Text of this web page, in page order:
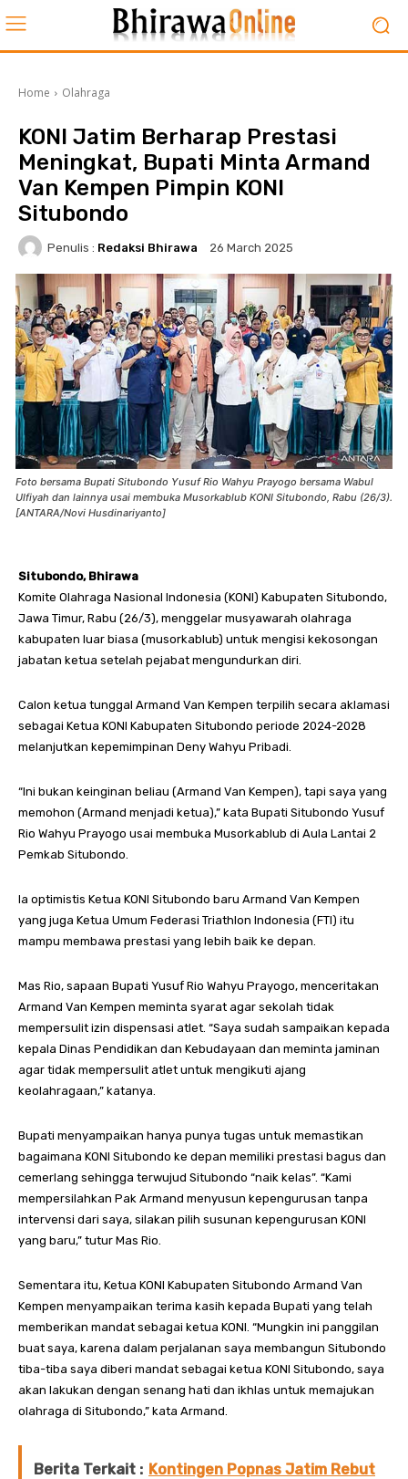
Home Olahraga
KONI Jatim Berharap Prestasi
Meningkat, Bupati Minta Armand
Van Kempen Pimpin KONI
Situbondo
Penulis : Redaksi Bhirawa 26 March 2025
Foto bersama Bupati Situbondo Yusuf Rio Wahyu Prayogo bersama Wabul
Ulfiyah dan lainnya usai membuka Musorkablub KONI Situbondo, Rabu (26/3).
[ANTARA/Novi Husdinariyanto]
Situbondo, Bhirawa
Komite Olahraga Nasional Indonesia (KONI) Kabupaten Situbondo,
Jawa Timur, Rabu (26/3), menggelar musyawarah olahraga
kabupaten luar biasa (musorkablub) untuk mengisi kekosongan
jabatan ketua setelah pejabat mengundurkan diri.
Calon ketua tunggal Armand Van Kempen terpilih secara aklamasi
sebagai Ketua KONI Kabupaten Situbondo periode 2024-2028
melanjutkan kepemimpinan Deny Wahyu Pribadi.
“Ini bukan keinginan beliau (Armand Van Kempen), tapi saya yang
memohon (Armand menjadi ketua),” kata Bupati Situbondo Yusuf
Rio Wahyu Prayogo usai membuka Musorkablub di Aula Lantai 2
Pemkab Situbondo.
Ia optimistis Ketua KONI Situbondo baru Armand Van Kempen
yang juga Ketua Umum Federasi Triathlon Indonesia (FTI) itu
mampu membawa prestasi yang lebih baik ke depan.
Mas Rio, sapaan Bupati Yusuf Rio Wahyu Prayogo, menceritakan
Armand Van Kempen meminta syarat agar sekolah tidak
mempersulit izin dispensasi atlet. “Saya sudah sampaikan kepada
kepala Dinas Pendidikan dan Kebudayaan dan meminta jaminan
agar tidak mempersulit atlet untuk mengikuti ajang
keolahragaan,” katanya.
Bupati menyampaikan hanya punya tugas untuk memastikan
bagaimana KONI Situbondo ke depan memiliki prestasi bagus dan
cemerlang sehingga terwujud Situbondo “naik kelas”. “Kami
mempersilahkan Pak Armand menyusun kepengurusan tanpa
intervensi dari saya, silakan pilih susunan kepengurusan KONI
yang baru,” tutur Mas Rio.
Sementara itu, Ketua KONI Kabupaten Situbondo Armand Van
Kempen menyampaikan terima kasih kepada Bupati yang telah
memberikan mandat sebagai ketua KONI. “Mungkin ini panggilan
buat saya, karena dalam perjalanan saya membangun Situbondo
tiba-tiba saya diberi mandat sebagai ketua KONI Situbondo, saya
akan lakukan dengan senang hati dan ikhlas untuk memajukan
olahraga di Situbondo,” kata Armand.
Berita Terkait : Kontingen Popnas Jatim Rebut